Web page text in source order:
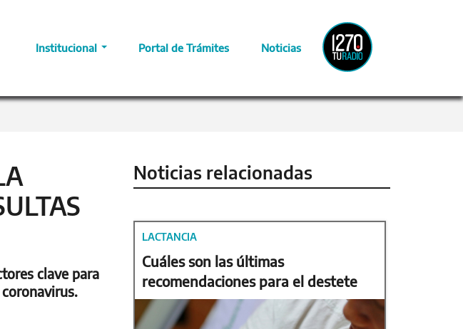
Institucional Portal de Trámites Noticias
Radio
Provincia
clave para
Noticias relacionadas
LACTANCIA
Cuáles son las últimas
recomendaciones para el destete